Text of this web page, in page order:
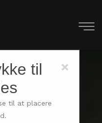
×
til
til at placere